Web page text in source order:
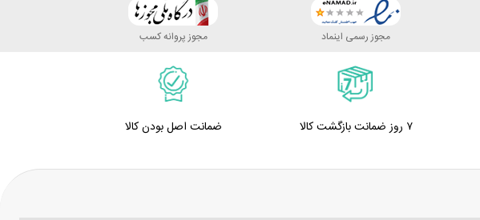
مجوز رسمی اینماد مجوز پروانه کسب
۷ روز ضمانت بازگشت کالا ضمانت اصل بودن کالا